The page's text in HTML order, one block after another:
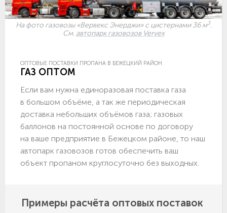
На фото газовозы «Вервекс Энерджи» с цистернами 36 м3.
См. автопарк газовозов Vervex
ОПТОВЫЕ ПОСТАВКИ ПРОПАНА В БЕЖЕЦКИЙ РАЙОН
ГАЗ ОПТОМ
Если вам нужна единоразовая поставка газа
в большом объёме, а так же периодическая
доставка небольших объёмов газа; газовых
баллонов на постоянной основе по договору
на ваше предприятие в Бежецком районе, то наш
автопарк газовозов готов обеспечить ваш
объект пропаном круглосуточно без выходных.
Примеры расчёта оптовых поставок